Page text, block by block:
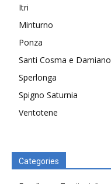
Itri
Minturno
Ponza
Santi Cosma e Damiano
Sperlonga
Spigno Saturnia
Ventotene
Categories